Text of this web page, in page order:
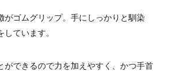
がゴムグリップ。手にしっかりと馴染
ています。
ができるので力を加えやすく、かつ手首